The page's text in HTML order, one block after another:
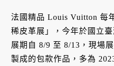
法國精品 Louis Vuitton 每
稀皮革展」，今年於國立
展期自 8/9 至 8/13，現場
製成的包款作品，多為